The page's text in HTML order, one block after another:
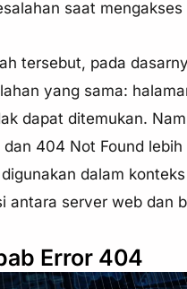
saat
tersebut, pada
yang sama:
dapat ditemukan.
dan 404 Not Found lebih
dalam
antara server web dan
Error 404